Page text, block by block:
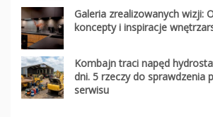
Galeria zrealizowanych wizji:
koncepty i inspiracje
Kombajn traci napęd
dni. 5 rzeczy do sprawdzenia
serwisu